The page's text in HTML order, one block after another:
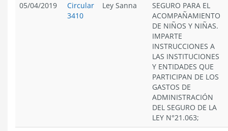
05/04/2019
Circular
3410
Ley Sanna
SEGURO PARA EL
ACOMPAÑAMIENTO
DE NIÑOS Y NIÑAS.
IMPARTE
INSTRUCCIONES A
LAS INSTITUCIONES
Y ENTIDADES QUE
PARTICIPAN DE LOS
GASTOS DE
ADMINISTRACIÓN
DEL SEGURO DE LA
LEY N°21.063;